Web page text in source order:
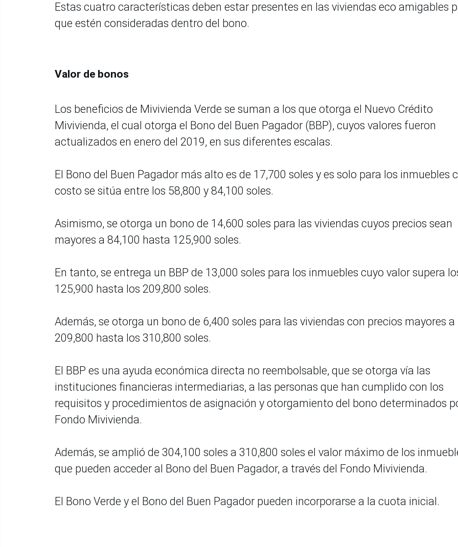
Estas cuatro características deben estar presentes en las viviendas eco amigables
que estén consideradas dentro del bono.
Valor de bonos
Los beneficios de Mivivienda Verde se suman a los que otorga el Nuevo Crédito
Mivivienda, el cual otorga el Bono del Buen Pagador (BBP), cuyos valores fueron
actualizados en enero del 2019, en sus diferentes escalas.
El Bono del Buen Pagador más alto es de 17,700 soles y es solo para los inmuebles
costo se sitúa entre los 58,800 y 84,100 soles.
Asimismo, se otorga un bono de 14,600 soles para las viviendas cuyos precios sean
mayores a 84,100 hasta 125,900 soles.
En tanto, se entrega un BBP de 13,000 soles para los inmuebles cuyo valor supera
125,900 hasta los 209,800 soles.
Además, se otorga un bono de 6,400 soles para las viviendas con precios mayores a
209,800 hasta los 310,800 soles.
El BBP es una ayuda económica directa no reembolsable, que se otorga vía las
instituciones financieras intermediarias, a las personas que han cumplido con los
requisitos y procedimientos de asignación y otorgamiento del bono determinados
Fondo Mivivienda.
Además, se amplió de 304,100 soles a 310,800 soles el valor máximo de los
que pueden acceder al Bono del Buen Pagador, a través del Fondo Mivivienda.
El Bono Verde y el Bono del Buen Pagador pueden incorporarse a la cuota inicial.